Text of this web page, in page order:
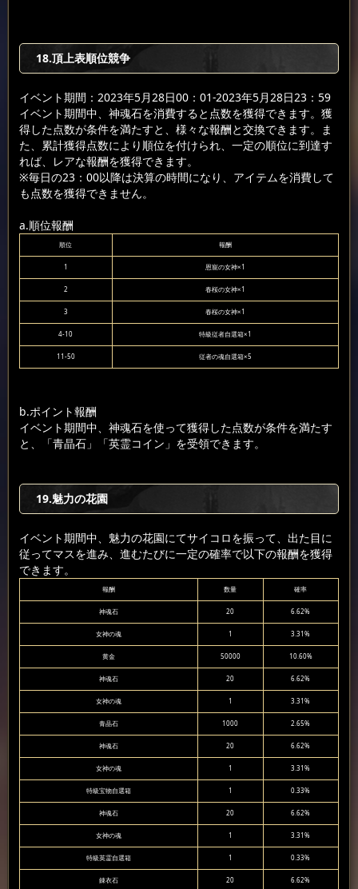
18.頂上表順位競争
イベント期間：2023年5月28日00：01-2023年5月28日23：59
イベント期間中、神魂石を消費すると点数を獲得できます。獲
得した点数が条件を満たすと、様々な報酬と交換できます。ま
た、累計獲得点数により順位を付けられ、一定の順位に到達す
れば、レアな報酬を獲得できます。
※毎日の23：00以降は決算の時間になり、アイテムを消費して
も点数を獲得できません。
a.順位報酬
順位 報酬
1 恩寵の女神×1
2 春桜の女神×1
3 春桜の女神×1
4-10 特級従者自選箱×1
11-50 従者の魂自選箱×5
b.ポイント報酬
イベント期間中、神魂石を使って獲得した点数が条件を満たす
と、「青晶石」「英霊コイン」を受領できます。
19.魅力の花園
イベント期間中、魅力の花園にてサイコロを振って、出た目に
従ってマスを進み、進むたびに一定の確率で以下の報酬を獲得
できます。
報酬 数量 確率
神魂石 20 6.62%
女神の魂 1 3.31%
黄金 50000 10.60%
神魂石 20 6.62%
女神の魂 1 3.31%
青晶石 1000 2.65%
神魂石 20 6.62%
女神の魂 1 3.31%
特級宝物自選箱 1 0.33%
神魂石 20 6.62%
女神の魂 1 3.31%
特級英霊自選箱 1 0.33%
錬衣石 20 6.62%